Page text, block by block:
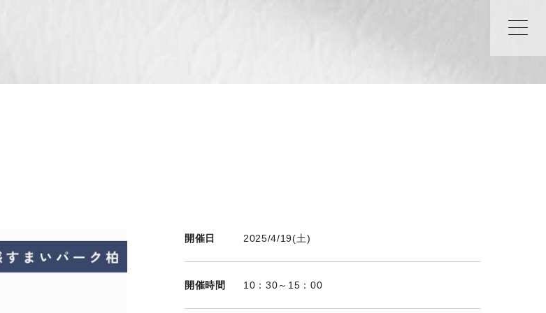
開催日 2025/4/19(土)
開催時間 10：30～15：00